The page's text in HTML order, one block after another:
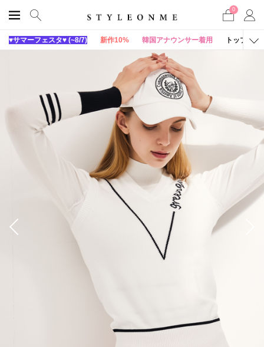
0
♥サマーフェスタ♥ (~8/7) 新作10% 韓国アナウンサー着用 トップス